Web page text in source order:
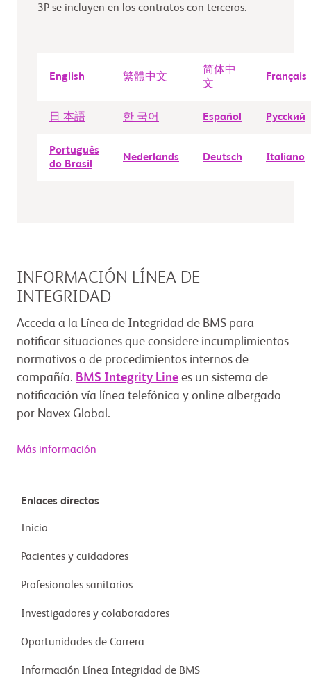
3P se incluyen en los contratos con terceros.
English 繁體中文
简体中
文
Français
日 本語 한 국어 Español Рycckий
Português
do Brasil
Nederlands Deutsch Italiano
INFORMACIÓN LÍNEA DE
INTEGRIDAD
Acceda a la Línea de Integridad de BMS para
notificar situaciones que considere incumplimientos
normativos o de procedimientos internos de
compañía. BMS Integrity Line es un sistema de
notificación vía línea telefónica y online albergado
por Navex Global.
Más información
Enlaces directos
Inicio
Pacientes y cuidadores
Profesionales sanitarios
Investigadores y colaboradores
Oportunidades de Carrera
Información Línea Integridad de BMS